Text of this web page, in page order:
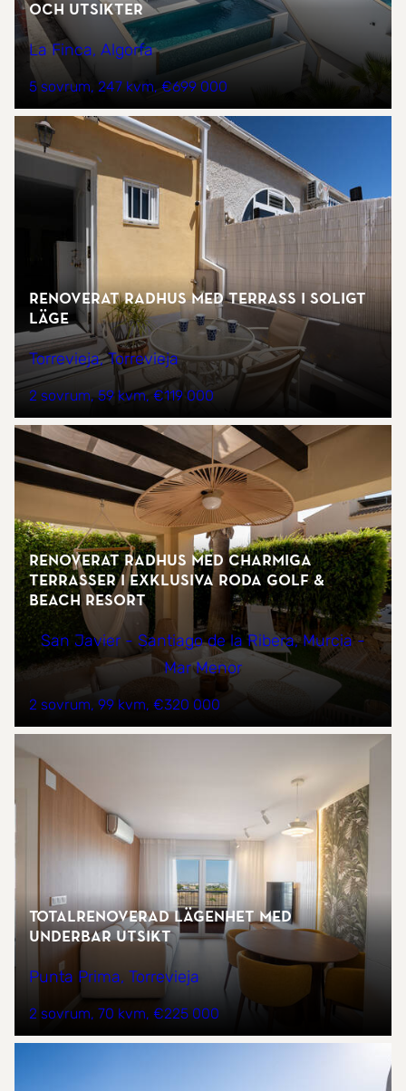
och utsikter
La Finca, Algorfa
5 sovrum 247 kvm €699 000
Renoverat radhus med terrass i soligt
läge
Torrevieja, Torrevieja
2 sovrum 59 kvm €119 000
Renoverat radhus med charmiga
terrasser i exklusiva Roda Golf &
Beach Resort
San Javier - Santiago de la Ribera, Murcia -
Mar Menor
2 sovrum 99 kvm €320 000
Totalrenoverad lägenhet med
underbar utsikt
Punta Prima, Torrevieja
2 sovrum 70 kvm €225 000